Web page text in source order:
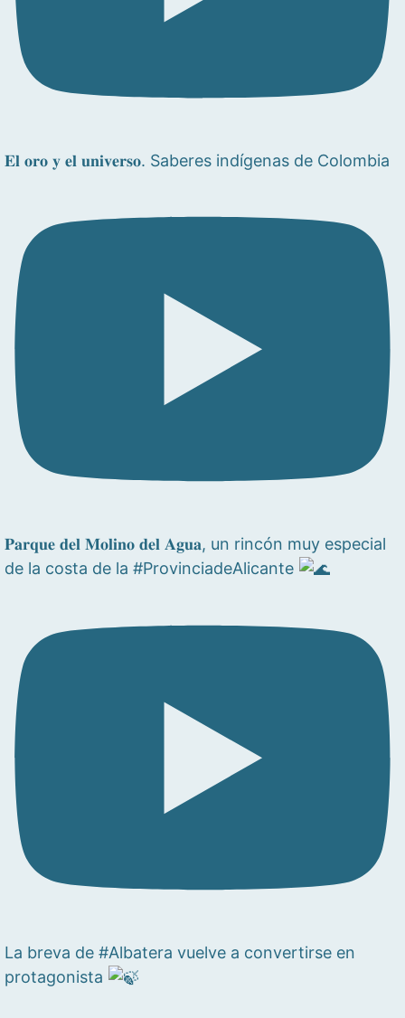
𝐄𝐥 𝐨𝐫𝐨 𝐲 𝐞𝐥 𝐮𝐧𝐢𝐯𝐞𝐫𝐬𝐨. Saberes indígenas de Colombia
𝐏𝐚𝐫𝐪𝐮𝐞 𝐝𝐞𝐥 𝐌𝐨𝐥𝐢𝐧𝐨 𝐝𝐞𝐥 𝐀𝐠𝐮𝐚, un rincón muy especial
de la costa de la #ProvinciadeAlicante
La breva de #Albatera vuelve a convertirse en
protagonista